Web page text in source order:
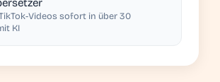
Videos sofort in über 30
KI